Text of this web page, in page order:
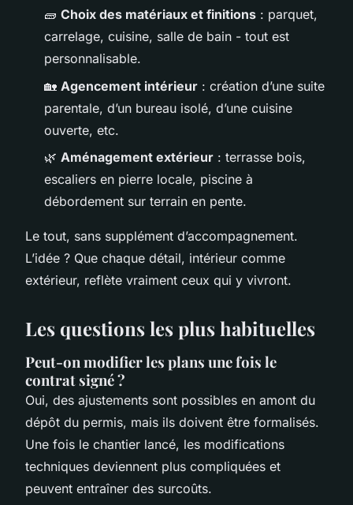
🧱 Choix des matériaux et finitions : parquet,
carrelage, cuisine, salle de bain - tout est
personnalisable.
🏡 Agencement intérieur : création d’une suite
parentale, d’un bureau isolé, d’une cuisine
ouverte, etc.
🌿 Aménagement extérieur : terrasse bois,
escaliers en pierre locale, piscine à
débordement sur terrain en pente.
Le tout, sans supplément d’accompagnement.
L’idée ? Que chaque détail, intérieur comme
extérieur, reflète vraiment ceux qui y vivront.
Les questions les plus habituelles
Peut-on modifier les plans une fois le
contrat signé ?
Oui, des ajustements sont possibles en amont du
dépôt du permis, mais ils doivent être formalisés.
Une fois le chantier lancé, les modifications
techniques deviennent plus compliquées et
peuvent entraîner des surcoûts.